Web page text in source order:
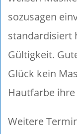
sozusagen
standardisiert
Gültigkeit.
Glück kein
Hautfarbe
Weitere